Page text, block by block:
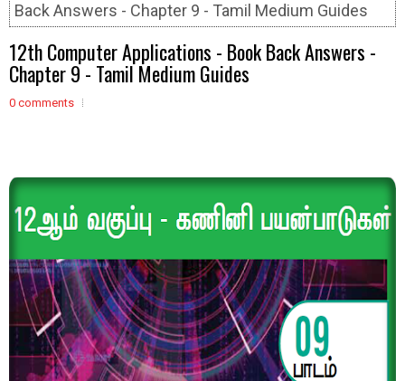
Back Answers - Chapter 9 - Tamil Medium Guides
12th Computer Applications - Book Back Answers -
Chapter 9 - Tamil Medium Guides
0 comments